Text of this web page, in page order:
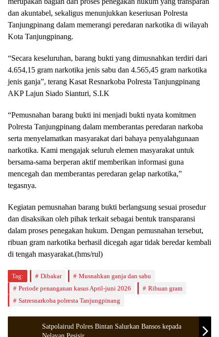
dan akuntabel, sekaligus menunjukkan keseriusan Polresta
Tanjungpinang dalam memerangi peredaran narkotika di wilayah
Kota Tanjungpinang.
“Secara keseluruhan, barang bukti yang dimusnahkan terdiri dari
4.654,15 gram narkotika jenis sabu dan 4.565,45 gram narkotika
jenis ganja”, terang Kasat Resnarkoba Polresta Tanjungpinang
AKP Lajun Siado Sianturi, S.I.K
“Pemusnahan barang bukti ini menjadi bukti nyata komitmen
Polresta Tanjungpinang dalam memberantas peredaran narkoba
serta menyelamatkan masyarakat dari bahaya penyalahgunaan
narkotika. Kami mengajak seluruh elemen masyarakat untuk
bersama-sama berperan aktif memberikan informasi guna
mencegah dan memberantas peredaran gelap narkotika,”
tegasnya.
Kegiatan pemusnahan barang bukti berlangsung sesuai prosedur
dan disaksikan oleh pihak terkait sebagai bentuk transparansi
dalam proses penegakan hukum. Dengan pemusnahan tersebut,
ribuan gram narkotika berhasil dicegah agar tidak beredar kembali
di tengah masyarakat.(hms/rul)
Tag: Dibakar
Musnahkan ganja dan sabu
Periode penanganan kasus April-juni 2026
Ribuan gram
Satresnarkoba polresta Tanjungpinang
Satpolairud Polres Bintan Salurkan Bansos kepada